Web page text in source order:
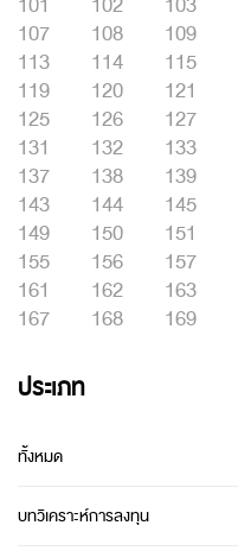
107
108 109
113
114 115
119
120 121
125
126 127
131
132 133
137
138 139
143
144 145
149
150 151
155
156 157
161
162 163
167
168 169
ประเภท
ทั้งหมด
บทวิเคราะห์การลงทุน